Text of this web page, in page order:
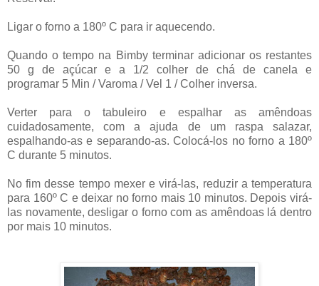
Ligar o forno a 180º C para ir aquecendo.
Quando o tempo na Bimby terminar adicionar os restantes
50 g de açúcar e a 1/2 colher de chá de canela e
programar 5 Min / Varoma / Vel 1 / Colher inversa.
Verter para o tabuleiro e espalhar as amêndoas
cuidadosamente, com a ajuda de um raspa salazar,
espalhando-as e separando-as. Colocá-los no forno a 180º
C durante 5 minutos.
No fim desse tempo mexer e virá-las, reduzir a temperatura
para 160º C e deixar no forno mais 10 minutos. Depois virá-
las novamente, desligar o forno com as amêndoas lá dentro
por mais 10 minutos.